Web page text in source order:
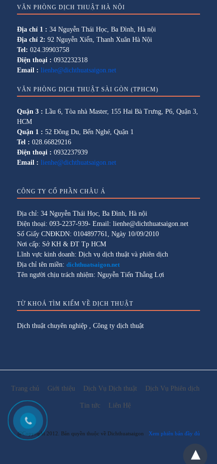
VĂN PHÒNG DỊCH THUẬT HÀ NỘI
Địa chỉ 1 : 34 Nguyễn Thái Học, Ba Đình, Hà nội
Địa chỉ 2: 92 Nguyễn Xiển, Thanh Xuân Hà Nội
Tel: 024.39903758
Điện thoại : 0932232318
Email : lienhe@dichthuatsaigon.net
VĂN PHÒNG DỊCH THUẬT SÀI GÒN (TPHCM)
Quận 3 : Lầu 6, Tòa nhà Master, 155 Hai Bà Trưng, P6, Quận 3,
HCM
Quận 1 : 52 Đông Du, Bến Nghé, Quận 1
Tel : 028.66829216
Điện thoại : 0932237939
Email : lienhe@dichthuatsaigon.net
CÔNG TY CỔ PHẦN CHÂU Á
Địa chỉ: 34 Nguyễn Thái Học, Ba Đình, Hà nội
Điện thoại: 093-2237-939- Email: lienhe@dichthuatsaigon.net
Số Giấy CNĐKDN: 0104897761, Ngày 10/09/2010
Nơi cấp: Sở KH & ĐT Tp HCM
Lĩnh vực kinh doanh: Dịch vụ dịch thuật và phiên dịch
Địa chỉ tên miền: dichthuatsaigon.net
Tên người chịu trách nhiệm: Nguyễn Tiến Thắng Lợi
TỪ KHOÁ TÌM KIẾM VỀ DỊCH THUẬT
Dịch thuật chuyên nghiệp Công ty dịch thuật
Trang chủ Giới thiệu Dịch Vụ Dịch thuật Dịch Vụ Phiên dịch
Tin tức Liên Hệ
@Copyright 2012. Bản quyền thuộc về Dichthuatsaigon Xem phiên bản đầy đủ